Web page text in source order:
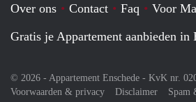
Over ons Contact Faq
Voor
Gratis je Appartement aanbieden in
© 2026 - Appartement Enschede - KvK nr.
Voorwaarden & privacy
Disclaimer
Spam